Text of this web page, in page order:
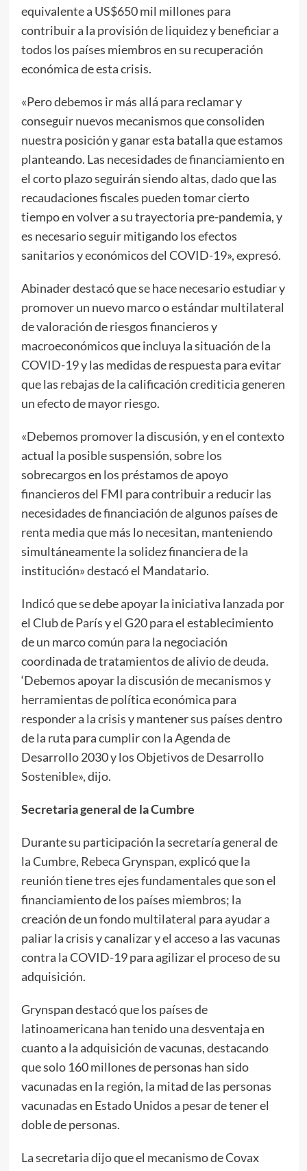
equivalente a US$650 mil millones para
contribuir a la provisión de liquidez y beneficiar a
todos los países miembros en su recuperación
económica de esta crisis.
«Pero debemos ir más allá para reclamar y
conseguir nuevos mecanismos que consoliden
nuestra posición y ganar esta batalla que estamos
planteando. Las necesidades de financiamiento en
el corto plazo seguirán siendo altas, dado que las
recaudaciones fiscales pueden tomar cierto
tiempo en volver a su trayectoria pre-pandemia, y
es necesario seguir mitigando los efectos
sanitarios y económicos del COVID-19», expresó.
Abinader destacó que se hace necesario estudiar y
promover un nuevo marco o estándar multilateral
de valoración de riesgos financieros y
macroeconómicos que incluya la situación de la
COVID-19 y las medidas de respuesta para evitar
que las rebajas de la calificación crediticia generen
un efecto de mayor riesgo.
«Debemos promover la discusión, y en el contexto
actual la posible suspensión, sobre los
sobrecargos en los préstamos de apoyo
financieros del FMI para contribuir a reducir las
necesidades de financiación de algunos países de
renta media que más lo necesitan, manteniendo
simultáneamente la solidez financiera de la
institución» destacó el Mandatario.
Indicó que se debe apoyar la iniciativa lanzada por
el Club de París y el G20 para el establecimiento
de un marco común para la negociación
coordinada de tratamientos de alivio de deuda.
‘Debemos apoyar la discusión de mecanismos y
herramientas de política económica para
responder a la crisis y mantener sus países dentro
de la ruta para cumplir con la Agenda de
Desarrollo 2030 y los Objetivos de Desarrollo
Sostenible», dijo.
Secretaria general de la Cumbre
Durante su participación la secretaría general de
la Cumbre, Rebeca Grynspan, explicó que la
reunión tiene tres ejes fundamentales que son el
financiamiento de los países miembros; la
creación de un fondo multilateral para ayudar a
paliar la crisis y canalizar y el acceso a las vacunas
contra la COVID-19 para agilizar el proceso de su
adquisición.
Grynspan destacó que los países de
latinoamericana han tenido una desventaja en
cuanto a la adquisición de vacunas, destacando
que solo 160 millones de personas han sido
vacunadas en la región, la mitad de las personas
vacunadas en Estado Unidos a pesar de tener el
doble de personas.
La secretaria dijo que el mecanismo de Covax